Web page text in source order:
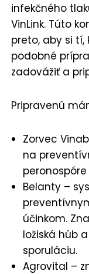
infekčného
VinLink. Túto
preto, aby si
podobné
zadovážiť a
Pripravenú
Zorvec
na
Belanty –
účinkom.
ložiská húb
sporuláciu.
Agrovital –